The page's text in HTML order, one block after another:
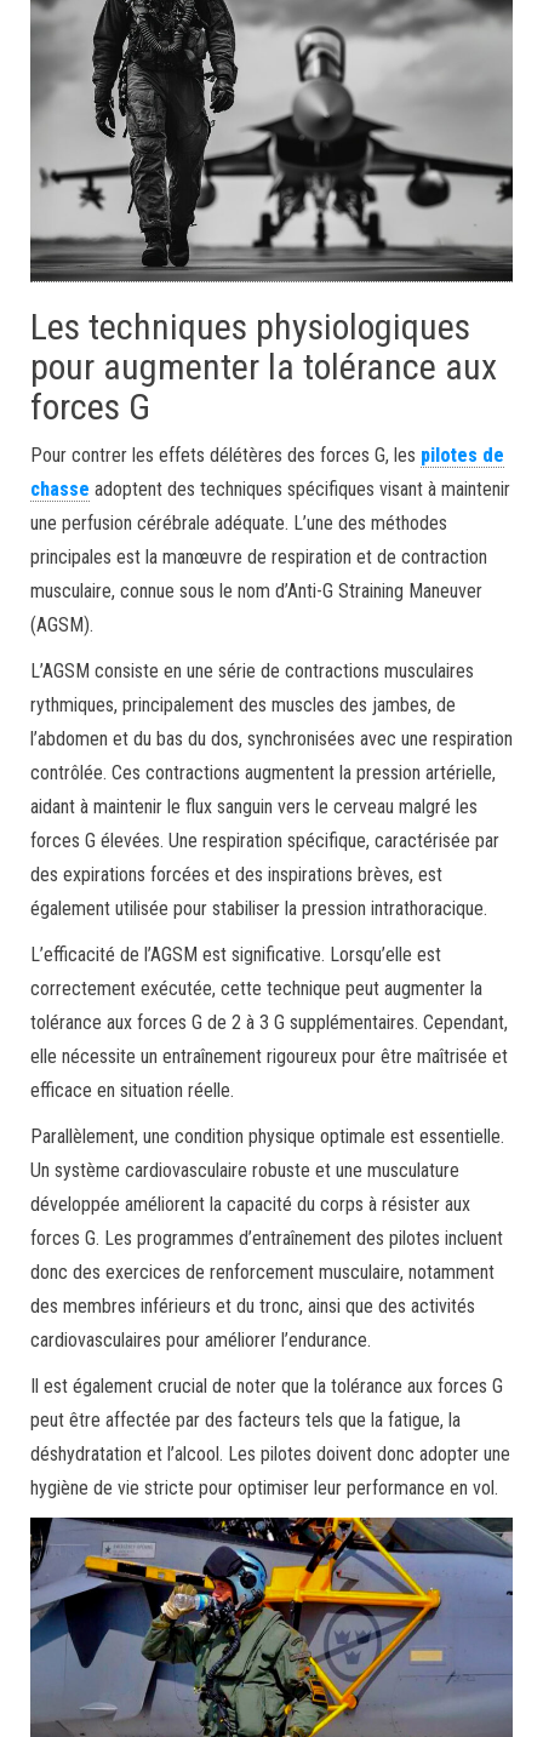
Les techniques physiologiques
pour augmenter la tolérance aux
forces G
Pour contrer les effets délétères des forces G, les pilotes de
chasse adoptent des techniques spécifiques visant à maintenir
une perfusion cérébrale adéquate. L’une des méthodes
principales est la manœuvre de respiration et de contraction
musculaire, connue sous le nom d’Anti-G Straining Maneuver
(AGSM).
L’AGSM consiste en une série de contractions musculaires
rythmiques, principalement des muscles des jambes, de
l’abdomen et du bas du dos, synchronisées avec une respiration
contrôlée. Ces contractions augmentent la pression artérielle,
aidant à maintenir le flux sanguin vers le cerveau malgré les
forces G élevées. Une respiration spécifique, caractérisée par
des expirations forcées et des inspirations brèves, est
également utilisée pour stabiliser la pression intrathoracique.
L’efficacité de l’AGSM est significative. Lorsqu’elle est
correctement exécutée, cette technique peut augmenter la
tolérance aux forces G de 2 à 3 G supplémentaires. Cependant,
elle nécessite un entraînement rigoureux pour être maîtrisée et
efficace en situation réelle.
Parallèlement, une condition physique optimale est essentielle.
Un système cardiovasculaire robuste et une musculature
développée améliorent la capacité du corps à résister aux
forces G. Les programmes d’entraînement des pilotes incluent
donc des exercices de renforcement musculaire, notamment
des membres inférieurs et du tronc, ainsi que des activités
cardiovasculaires pour améliorer l’endurance.
Il est également crucial de noter que la tolérance aux forces G
peut être affectée par des facteurs tels que la fatigue, la
déshydratation et l’alcool. Les pilotes doivent donc adopter une
hygiène de vie stricte pour optimiser leur performance en vol.